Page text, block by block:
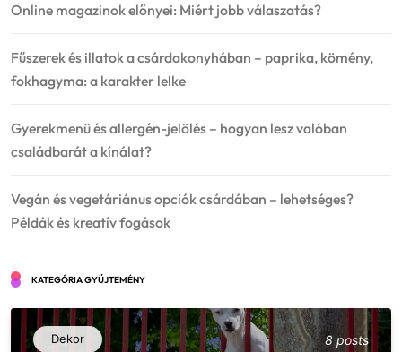
Online magazinok előnyei: Miért jobb válaszatás?
Fűszerek és illatok a csárdakonyhában – paprika, kömény,
fokhagyma: a karakter lelke
Gyerekmenü és allergén-jelölés – hogyan lesz valóban
családbarát a kínálat?
Vegán és vegetáriánus opciók csárdában – lehetséges?
Példák és kreatív fogások
KATEGÓRIA GYŰJTEMÉNY
Dekor 8 posts